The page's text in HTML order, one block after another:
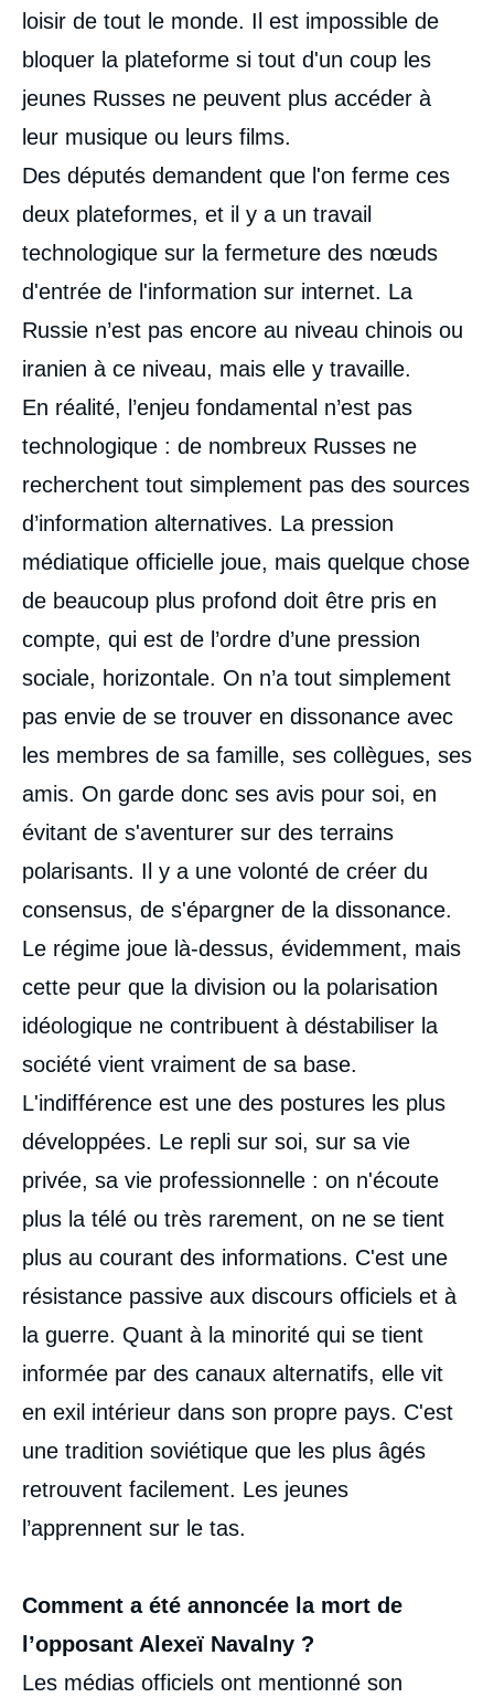
loisir de tout le monde. Il est impossible de
bloquer la plateforme si tout d'un coup les
jeunes Russes ne peuvent plus accéder à
leur musique ou leurs films.
Des députés demandent que l'on ferme ces
deux plateformes, et il y a un travail
technologique sur la fermeture des nœuds
d'entrée de l'information sur internet. La
Russie n’est pas encore au niveau chinois ou
iranien à ce niveau, mais elle y travaille.
En réalité, l’enjeu fondamental n’est pas
technologique : de nombreux Russes ne
recherchent tout simplement pas des sources
d’information alternatives. La pression
médiatique officielle joue, mais quelque chose
de beaucoup plus profond doit être pris en
compte, qui est de l’ordre d’une pression
sociale, horizontale. On n’a tout simplement
pas envie de se trouver en dissonance avec
les membres de sa famille, ses collègues, ses
amis. On garde donc ses avis pour soi, en
évitant de s'aventurer sur des terrains
polarisants. Il y a une volonté de créer du
consensus, de s'épargner de la dissonance.
Le régime joue là-dessus, évidemment, mais
cette peur que la division ou la polarisation
idéologique ne contribuent à déstabiliser la
société vient vraiment de sa base.
L'indifférence est une des postures les plus
développées. Le repli sur soi, sur sa vie
privée, sa vie professionnelle : on n'écoute
plus la télé ou très rarement, on ne se tient
plus au courant des informations. C'est une
résistance passive aux discours officiels et à
la guerre. Quant à la minorité qui se tient
informée par des canaux alternatifs, elle vit
en exil intérieur dans son propre pays. C'est
une tradition soviétique que les plus âgés
retrouvent facilement. Les jeunes
l’apprennent sur le tas.
Comment a été annoncée la mort de
l’opposant Alexeï Navalny ?
Les médias officiels ont mentionné son